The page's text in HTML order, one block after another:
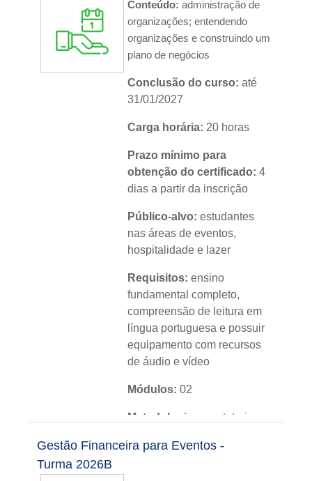
Nível:básico
Idioma: português
Conteúdo:administração de
organizações; entendendo
organizações e construindo um
plano de negócios
Conclusão do curso: até
31/01/2027
Carga horária: 20 horas
Prazo mínimo para
obtenção do certificado:4
dias a partir da inscrição
Público-alvo: estudantes
nas áreas de eventos,
hospitalidade e lazer
Requisitos:ensino
fundamental completo,
compreensão de leitura em
língua portuguesa e possuir
equipamento com recursos
de áudio e vídeo
Módulos:02
Metodologia: sem tutoria
Instituição:IFRS
Gestão Financeira para Eventos -
Turma 2026B